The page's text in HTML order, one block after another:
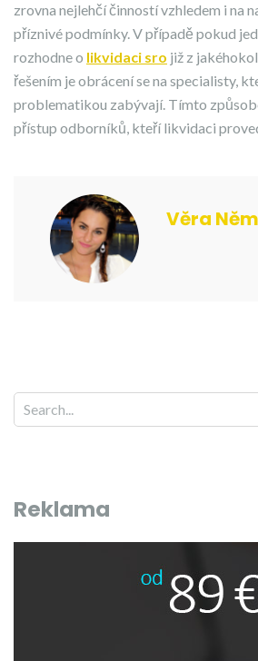
zrovna nejlehčí činností vzhledem i na
příznivé podmínky. V případě pokud
rozhodne o likvidaci sro již z
řešením je obrácení se na specialisty,
problematikou zabývají. Tímto
přístup odborníků, kteří likvidaci
Věra
Reklama